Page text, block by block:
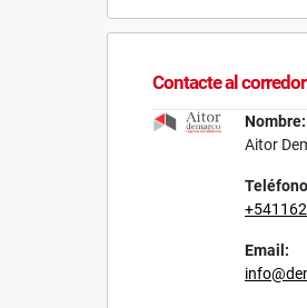
Contacte al corredor
Nombre:
Aitor
Email: